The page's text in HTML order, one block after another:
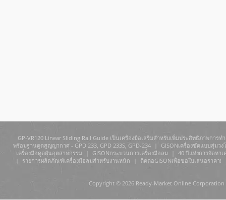
GP-VR120 Linear Sliding Rail Guide เป็นเครื่องมือเสริมสำหรับเพิ่มประสิทธิภาพการท
พร้อมฐานดูดสูญญากาศ - GPD 233, GPD 233S, GPD-234
|
GISONเครื่องขัดแบบสุ่มวง
เครื่องมือดูดฝุ่นอุตสาหกรรม
| GISONกระบวนการเครื่องมือลม | 40 ปีแห่งการจัดหา
|
รายการผลิตภัณฑ์เครื่องมือลมสำหรับงานหนัก | ติดต่อGISONเพื่อขอใบเสนอราคา!
Copyright © 2026 Ready-Market Online